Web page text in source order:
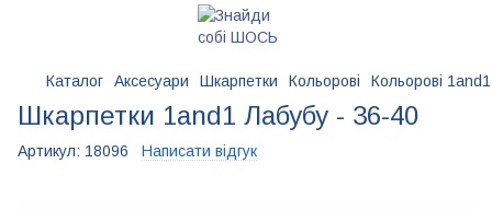
Каталог Аксесуари Шкарпетки Кольорові Кольорові 1and1
Шкарпетки 1and1 Лабубу - 36-40
Артикул: 18096 Написати відгук